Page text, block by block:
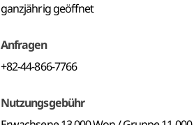
ganzjährig geöffnet
Anfragen
+82-44-866-7766
Nutzungsgebühr